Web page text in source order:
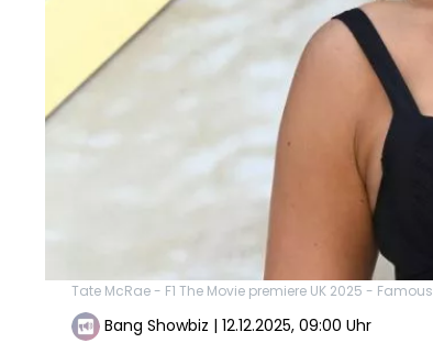
Tate McRae - F1 The Movie premiere UK 2025 - Famous
Bang Showbiz | 12.12.2025, 09:00 Uhr